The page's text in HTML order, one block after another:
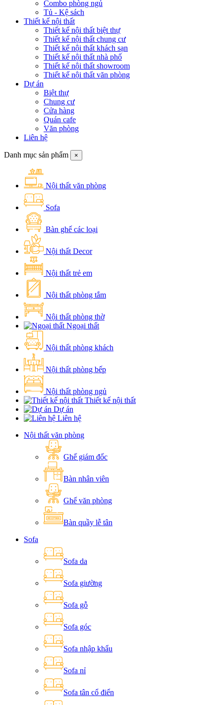
Combo phòng ngủ
Tủ - Kệ sách
Thiết kế nội thất
Thiết kế nội thất biệt thự
Thiết kế nội thất chung cư
Thiết kế nội thất khách sạn
Thiết kế nội thất nhà phố
Thiết kế nội thất showroom
Thiết kế nội thất văn phòng
Dự án
Biệt thự
Chung cư
Cửa hàng
Quán cafe
Văn phòng
Liên hệ
Danh mục sản phẩm ×
Nội thất văn phòng
Sofa
Bàn ghế các loại
Nội thất Decor
Nội thất trẻ em
Nội thất phòng tắm
Nội thất phòng thờ
Ngoại thất
Nội thất phòng khách
Nội thất phòng bếp
Nội thất phòng ngủ
Thiết kế nội thất
Dự án
Liên hệ
Nội thất văn phòng
Ghế giám đốc
Bàn nhân viên
Ghế văn phòng
Bàn quầy lễ tân
Sofa
Sofa da
Sofa giường
Sofa gỗ
Sofa góc
Sofa nhập khẩu
Sofa nỉ
Sofa tân cổ điển